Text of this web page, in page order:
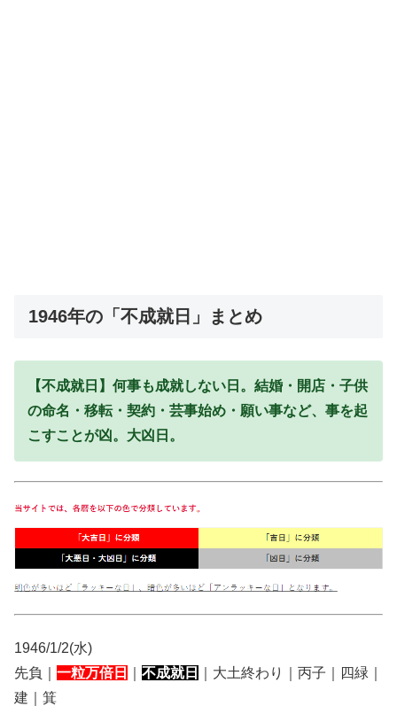
1946年の「不成就日」まとめ
【不成就日】何事も成就しない日。結婚・開店・子供
の命名・移転・契約・芸事始め・願い事など、事を起
こすことが凶。大凶日。
1946/1/2(水)
先負｜ 一粒万倍日 不成就日
｜大土終わり｜丙子｜四緑｜
建｜箕